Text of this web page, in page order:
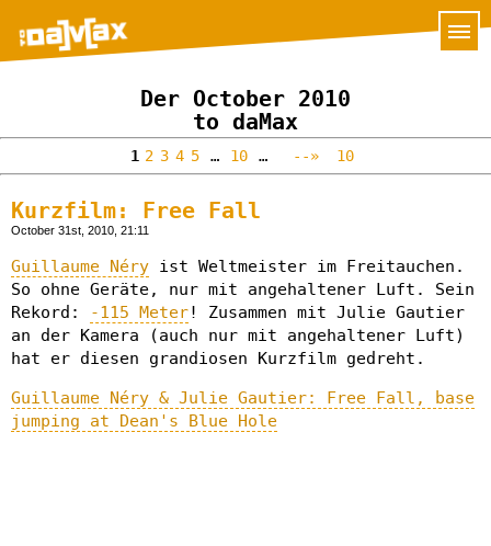
Der October 2010
to daMax
1 2 3 4 5 … 10 … --» 10
Kurzfilm: Free Fall
October 31st, 2010, 21:11
Guillaume Néry ist Weltmeister im Freitauchen.
So ohne Geräte, nur mit angehaltener Luft. Sein
Rekord:
-115 Meter! Zusammen mit Julie Gautier
an der Kamera (auch nur mit angehaltener Luft)
hat er diesen grandiosen Kurzfilm gedreht.
Guillaume Néry & Julie Gautier: Free Fall, base
jumping at Dean's Blue Hole